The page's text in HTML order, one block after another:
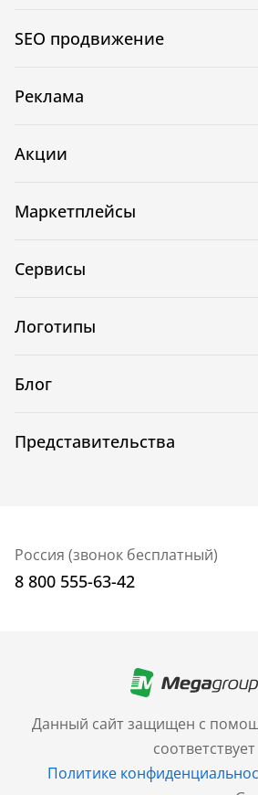
Данный сайт защищен с
соответствует
Политике
SEO продвижение
Реклама
Акции
Маркетплейсы
Сервисы
Логотипы
Блог
Представительства
Россия (звонок бесплатный)
8 800 555-63-42
+7 (499) 705-30-10
Санкт-Петербург
+7 (812) 600-77-33
Барнаул